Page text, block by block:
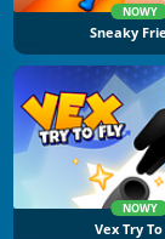
NOWY
Sneaky
NOWY
Vex Try To